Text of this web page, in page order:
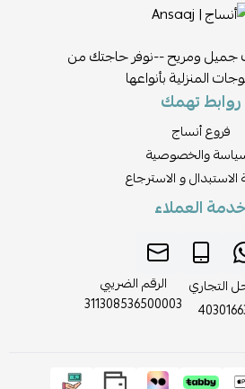
جميل ومريح --نوفر حاجتك من
المنزلية بأنواعها
روابط تهمك
فروع أنساج
والخصوصية
و الاسترجاع
العملاء
التجاري
الرقم الضريبي
311308536500003